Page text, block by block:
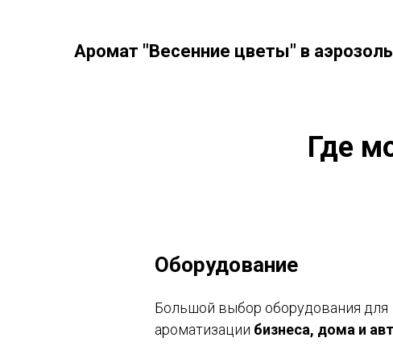
Аромат "Весенние цветы" в
Где
Оборудование
Большой выбор оборудования для
ароматизации бизнеса, дома и